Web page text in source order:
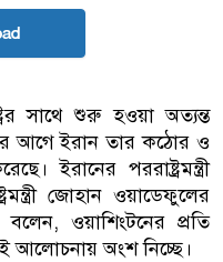
সাথে শুরু হওয়া অত্যন্ত
আগে ইরান তার কঠোর ও
ইরানের পররাষ্ট্রমন্ত্রী
জোহান ওয়াডেফুলের
ওয়াশিংটনের প্রতি
আলোচনায় অংশ নিচ্ছে।